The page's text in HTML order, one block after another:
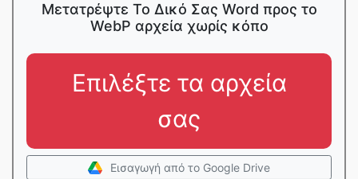
Μετατρέψτε Το Δικό Σας Word προς το
WebP αρχεία χωρίς κόπο
Επιλέξτε τα αρχεία
σας
Εισαγωγή από το Google Drive